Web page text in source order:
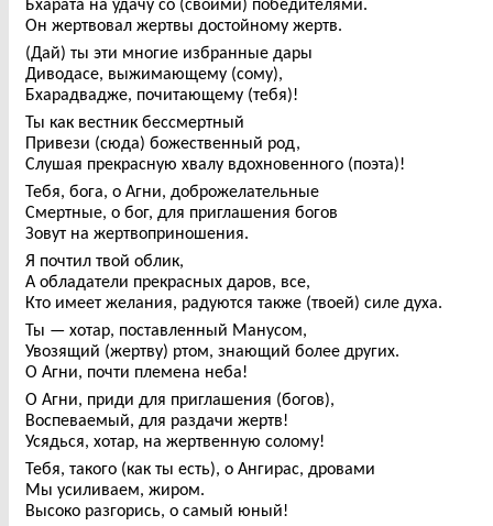
Он жертвовал жертвы достойному жертв.
(Дай) ты эти многие избранные дары
Диводасе, выжимающему (сому),
Бхарадвадже, почитающему (тебя)!
Ты как вестник бессмертный
Привези (сюда) божественный род,
Слушая прекрасную хвалу вдохновенного (поэта)!
Тебя, бога, о Агни, доброжелательные
Смертные, о бог, для приглашения богов
Зовут на жертвоприношения.
Я почтил твой облик,
А обладатели прекрасных даров, все,
Кто имеет желания, радуются также (твоей) силе духа.
Ты — хотар, поставленный Манусом,
Увозящий (жертву) ртом, знающий более других.
О Агни, почти племена неба!
О Агни, приди для приглашения (богов),
Воспеваемый, для раздачи жертв!
Усядься, хотар, на жертвенную солому!
Тебя, такого (как ты есть), о Ангирас, дровами
Мы усиливаем, жиром.
Высоко разгорись, о самый юный!